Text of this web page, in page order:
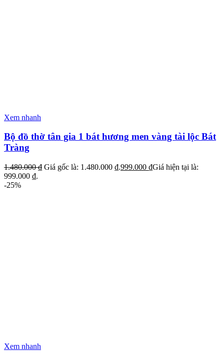
Xem nhanh
Bộ đồ thờ tân gia 1 bát hương men vàng tài lộc Bát
Tràng
1.480.000₫ Giá gốc là: 1.480.000 ₫.999.000 ₫Giá hiện tại là:
999.000 ₫.
-25%
Xem nhanh